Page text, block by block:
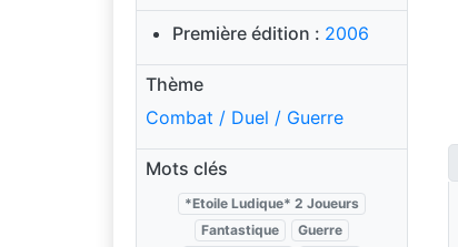
Première édition : 2006
Thème
Combat / Duel / Guerre
Mots clés
*Etoile Ludique* 2 Joueurs
Fantastique
Guerre